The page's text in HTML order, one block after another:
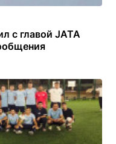
с главой JATA